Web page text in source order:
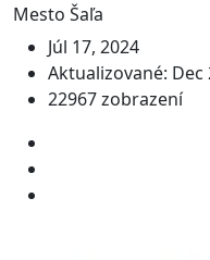
Mesto Šaľa
Júl 17, 2024
Aktualizované: Dec
22967 zobrazení